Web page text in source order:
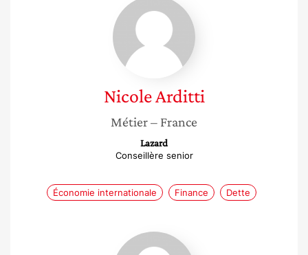
Arditti
NicoleArditti
Métier– France
Lazard
Conseillère senior
Économie internationale Finance Dette
Akissi
Irénée